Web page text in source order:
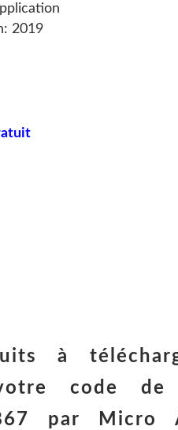
2019
à
votre code
par Micro